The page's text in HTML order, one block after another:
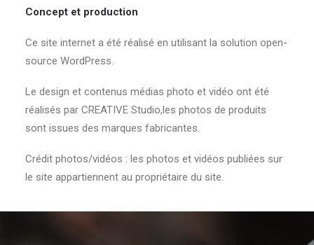
Concept et production
Ce site internet a été réalisé en utilisant la solution open-
source WordPress.
Le design et contenus médias photo et vidéo ont été
réalisés par CREATIVE Studio,les photos de produits
sont issues des marques fabricantes.
Crédit photos/vidéos : les photos et vidéos publiées sur
le site appartiennent au propriétaire du site.